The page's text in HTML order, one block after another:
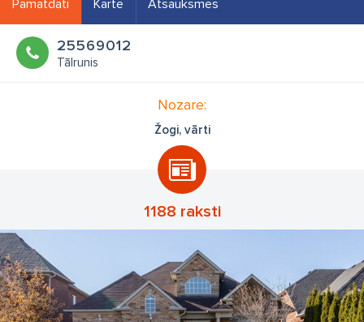
Pamatdati Karte Atsauksmes
25569012
Tālrunis
Nozare:
Žogi, vārti
1188 raksti